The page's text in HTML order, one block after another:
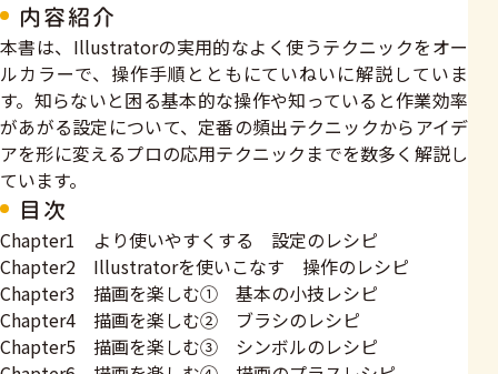
内容紹介
本書は、Illustratorの実用的なよく使うテクニックをオー
ルカラーで、操作手順とともにていねいに解説していま
す。知らないと困る基本的な操作や知っていると作業効率
があがる設定について、定番の頻出テクニックからアイデ
アを形に変えるプロの応用テクニックまでを数多く解説し
ています。
目次
Chapter1 より使いやすくする 設定のレシピ
Chapter2 Illustratorを使いこなす 操作のレシピ
Chapter3 描画を楽しむ① 基本の小技レシピ
Chapter4 描画を楽しむ② ブラシのレシピ
Chapter5 描画を楽しむ③ シンボルのレシピ